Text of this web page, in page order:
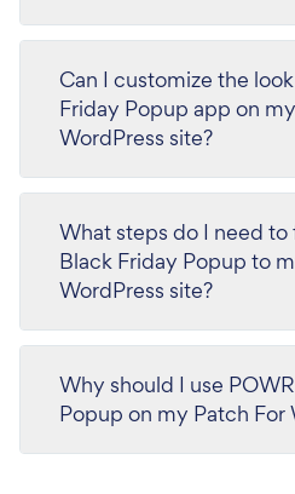
Can I customize the
Friday Popup app on
WordPress site?
What steps do I need
Black Friday Popup to
WordPress site?
Why should I use
Popup on my Patch For